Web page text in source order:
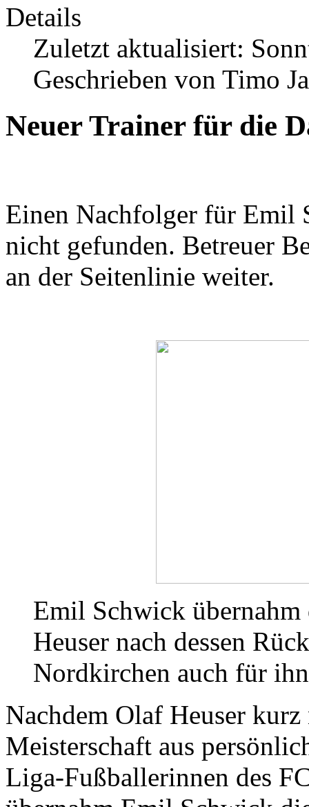
Details
Zuletzt aktualisiert:
Geschrieben von Timo
Neuer Trainer für die
Einen Nachfolger für Emil
nicht gefunden. Betreuer
an der Seitenlinie weiter.
Emil Schwick
Heuser nach dessen
Nordkirchen auch für
Nachdem Olaf Heuser
Meisterschaft aus
Liga-Fußballerinnen des